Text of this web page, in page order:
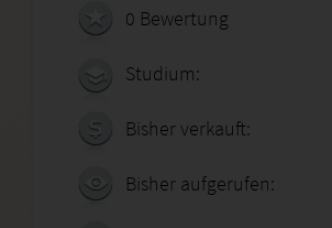
0 Bewertung
Studium:
Bisher verkauft:
Bisher aufgerufen: